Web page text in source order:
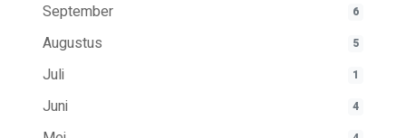
September 6
Augustus 5
Juli 1
Juni 4